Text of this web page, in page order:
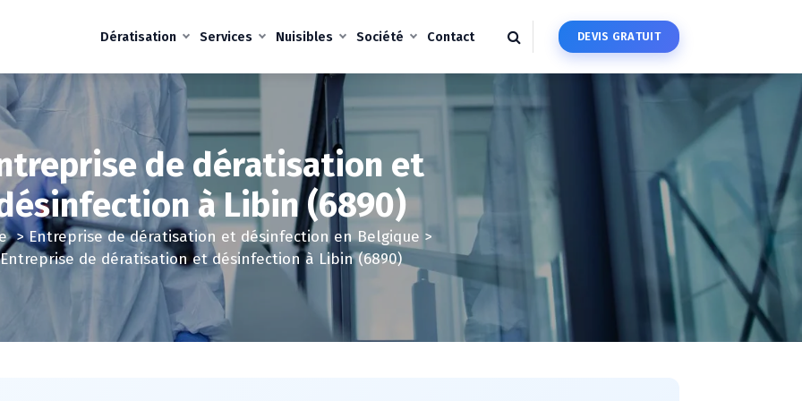
Dératisation Services Nuisibles Société Contact DEVIS GRATUIT
de dératisation et
à Libin (6890)
>Entreprise de dératisation et désinfection en Belgique >
Entreprise de dératisation et désinfection à Libin (6890)